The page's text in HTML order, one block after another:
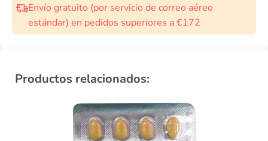
Envío gratuito (por servicio de correo aéreo
estándar) en pedidos superiores a €172
Productos relacionados: